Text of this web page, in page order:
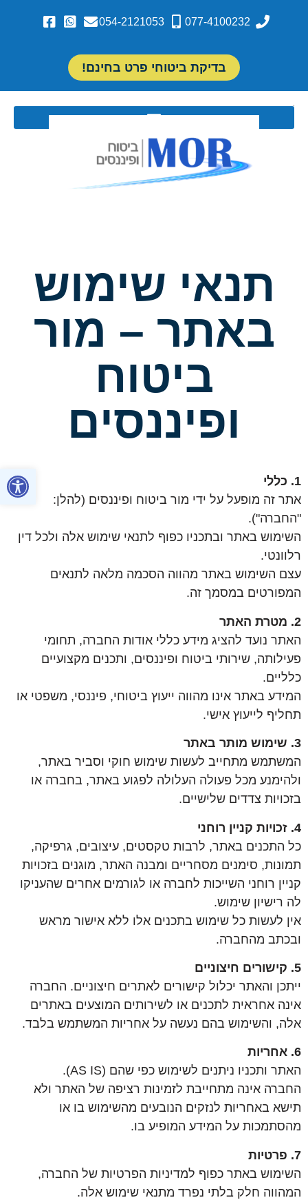
פתח
077-4100232
054-2121053
בדיקת ביטוחי פרט בחינם!
תנאי שימוש
באתר – מור
ביטוח
ופיננסים
1. כללי
אתר זה מופעל על ידי מור ביטוח ופיננסים (להלן:
"החברה").
השימוש באתר ובתכניו כפוף לתנאי שימוש אלה ולכל דין
רלוונטי.
עצם השימוש באתר מהווה הסכמה מלאה לתנאים
המפורטים במסמך זה.
2. מטרת האתר
האתר נועד להציג מידע כללי אודות החברה, תחומי
פעילותה, שירותי ביטוח ופיננסים, ותכנים מקצועיים
כלליים.
המידע באתר אינו מהווה ייעוץ ביטוחי, פיננסי, משפטי או
תחליף לייעוץ אישי.
3. שימוש מותר באתר
המשתמש מתחייב לעשות שימוש חוקי וסביר באתר,
ולהימנע מכל פעולה העלולה לפגוע באתר, בחברה או
בזכויות צדדים שלישיים.
4. זכויות קניין רוחני
כל התכנים באתר, לרבות טקסטים, עיצובים, גרפיקה,
תמונות, סימנים מסחריים ומבנה האתר, מוגנים בזכויות
קניין רוחני השייכות לחברה או לגורמים אחרים שהעניקו
לה רישיון שימוש.
אין לעשות כל שימוש בתכנים אלו ללא אישור מראש
ובכתב מהחברה.
5. קישורים חיצוניים
ייתכן והאתר יכלול קישורים לאתרים חיצוניים. החברה
אינה אחראית לתכנים או לשירותים המוצעים באתרים
אלה, והשימוש בהם נעשה על אחריות המשתמש בלבד.
6. אחריות
האתר ותכניו ניתנים לשימוש כפי שהם (AS IS).
החברה אינה מתחייבת לזמינות רציפה של האתר ולא
תישא באחריות לנזקים הנובעים מהשימוש בו או
מהסתמכות על המידע המופיע בו.
7. פרטיות
השימוש באתר כפוף למדיניות הפרטיות של החברה,
המהווה חלק בלתי נפרד מתנאי שימוש אלה.